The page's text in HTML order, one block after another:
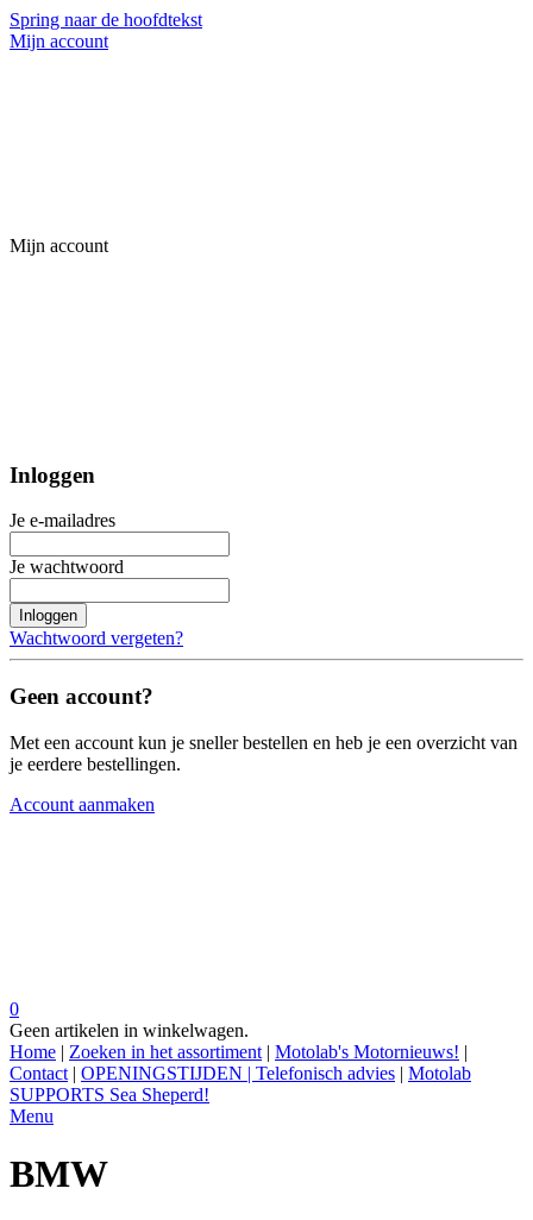
Spring naar de hoofdtekst
Mijn account
Mijn account
Inloggen
Je e-mailadres
Je wachtwoord
Inloggen
Wachtwoord vergeten?
Geen account?
Met een account kun je sneller bestellen en heb je een overzicht van
je eerdere bestellingen.
Account aanmaken
0
Geen artikelen in winkelwagen.
Home | Zoeken in het assortiment | Motolab's Motornieuws! |
Contact | OPENINGSTIJDEN | Telefonisch advies | Motolab
SUPPORTS Sea Sheperd!
Menu
BMW